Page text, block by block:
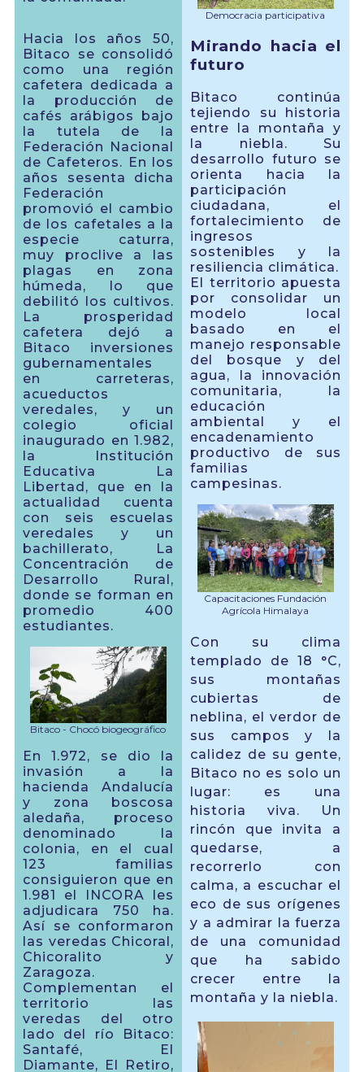
Hacia los años 50,
Bitaco se consolidó
como una región
cafetera dedicada a
la producción de
cafés arábigos bajo
la tutela de la
Federación Nacional
de Cafeteros. En los
años sesenta dicha
Federación
promovió el cambio
de los cafetales a la
especie caturra,
muy proclive a las
plagas en zona
húmeda, lo que
debilitó los cultivos.
La prosperidad
cafetera dejó a
Bitaco inversiones
gubernamentales
en carreteras,
acueductos
veredales, y un
colegio oficial
inaugurado en 1.982,
la Institución
Educativa La
Libertad, que en la
actualidad cuenta
con seis escuelas
veredales y un
bachillerato, La
Concentración de
Desarrollo Rural,
donde se forman en
promedio 400
estudiantes.
Bitaco - Chocó biogeográfico
En 1.972, se dio la
invasión a la
hacienda Andalucía
y zona boscosa
aledaña, proceso
denominado la
colonia, en el cual
123 familias
consiguieron que en
1.981 el INCORA les
adjudicara 750 ha.
Así se conformaron
las veredas Chicoral,
Chicoralito y
Zaragoza.
Complementan el
territorio las
veredas del otro
lado del río Bitaco:
Santafé, El
Diamante, El Retiro,
Democracia participativa
Mirando hacia el
futuro
Bitaco continúa
tejiendo su historia
entre la montaña y
la niebla. Su
desarrollo futuro se
orienta hacia la
participación
ciudadana, el
fortalecimiento de
ingresos
sostenibles y la
resiliencia climática.
El territorio apuesta
por consolidar un
modelo local
basado en el
manejo responsable
del bosque y del
agua, la innovación
comunitaria, la
educación
ambiental y el
encadenamiento
productivo de sus
familias
campesinas.
Capacitaciones Fundación
Agrícola Himalaya
Con su clima
templado de 18 °C,
sus montañas
cubiertas de
neblina, el verdor de
sus campos y la
calidez de su gente,
Bitaco no es solo un
lugar: es una
historia viva. Un
rincón que invita a
quedarse, a
recorrerlo con
calma, a escuchar el
eco de sus orígenes
y a admirar la fuerza
de una comunidad
que ha sabido
crecer entre la
montaña y la niebla.